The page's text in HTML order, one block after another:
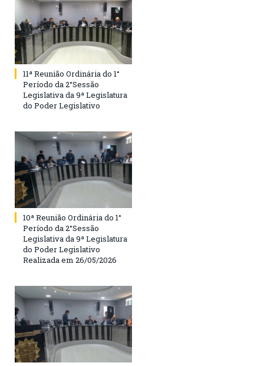
11ª Reunião Ordinária do 1°
Período da 2°Sessão
Legislativa da 9ª Legislatura
do Poder Legislativo
10ª Reunião Ordinária do 1°
Período da 2°Sessão
Legislativa da 9ª Legislatura
do Poder Legislativo
Realizada em 26/05/2026